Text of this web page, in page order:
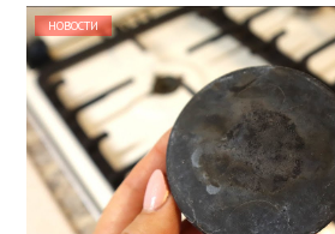
НОВОСТИ